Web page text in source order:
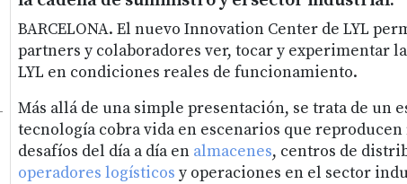
BARCELONA. El nuevo Innovation Center de LYL
partners y colaboradores ver, tocar y experimentar
LYL en condiciones reales de funcionamiento.
Más allá de una simple presentación, se trata de un
tecnología cobra vida en escenarios que
desafíos del día a día en almacenes, centros de
operadores logísticos y operaciones en el sector